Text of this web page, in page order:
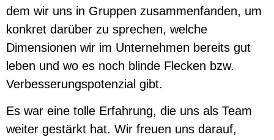
dem wir uns in Gruppen zusammenfanden, um
konkret darüber zu sprechen, welche
Dimensionen wir im Unternehmen bereits gut
leben und wo es noch blinde Flecken bzw.
Verbesserungspotenzial gibt.
Es war eine tolle Erfahrung, die uns als Team
weiter gestärkt hat. Wir freuen uns darauf,